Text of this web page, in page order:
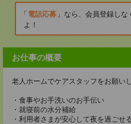
電話応募
なら、会員登録しな
よ！
お仕事の概要
老人ホームでケアスタッフをお願いし
・食事やお手洗いのお手伝い
・就寝前の水分補給
・利用者さまが安心して夜を過ごせ